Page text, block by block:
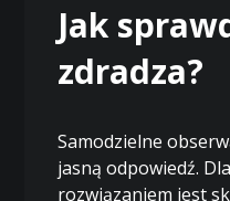
Jak
zdradza?
Samodzielne
jasną odpowiedź.
rozwiązaniem jest